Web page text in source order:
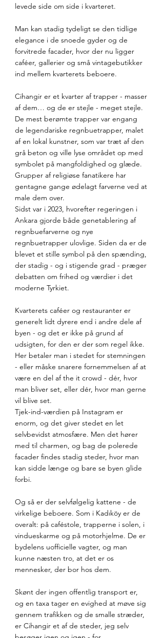
levede side om side i kvarteret.
Man kan stadig tydeligt se den tidlige
elegance i de snoede gyder og de
forvitrede facader, hvor der nu ligger
caféer, gallerier og små vintagebutikker
ind mellem kvarterets beboere.
Cihangir er et kvarter af trapper - masser
af dem… og de er stejle - meget stejle.
De mest berømte trapper var engang
de legendariske regnbuetrapper, malet
af en lokal kunstner, som var træt af den
grå beton og ville lyse området op med
symbolet på mangfoldighed og glæde.
Grupper af religiøse fanatikere har
gentagne gange ødelagt farverne ved at
male dem over.
Sidst var i 2023, hvorefter regeringen i
Ankara gjorde både genetablering af
regnbuefarverne og nye
regnbuetrapper ulovlige. Siden da er de
blevet et stille symbol på den spænding,
der stadig - og i stigende grad - præger
debatten om frihed og værdier i det
moderne Tyrkiet.
Kvarterets caféer og restauranter er
generelt lidt dyrere end i andre dele af
byen - og det er ikke på grund af
udsigten, for den er der som regel ikke.
Her betaler man i stedet for stemningen
- eller måske snarere fornemmelsen af at
være en del af the it crowd - dér, hvor
man bliver set, eller dér, hvor man gerne
vil blive set.
Tjek-ind-værdien på Instagram er
enorm, og det giver stedet en let
selvbevidst atmosfære. Men det hører
med til charmen, og bag de polerede
facader findes stadig steder, hvor man
kan sidde længe og bare se byen glide
forbi.
Og så er der selvfølgelig kattene - de
virkelige beboere. Som i Kadıköy er de
overalt: på caféstole, trapperne i solen, i
vindueskarme og på motorhjelme. De er
bydelens uofficielle vagter, og man
kunne næsten tro, at det er os
mennesker, der bor hos dem.
Skønt der ingen offentlig transport er,
og en taxa tager en evighed at møve sig
gennem trafikken og de smalle stræder,
er Cihangir et af de steder, jeg selv